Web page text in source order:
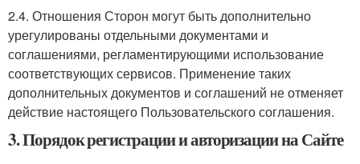
2.4. Отношения Сторон могут быть дополнительно
урегулированы отдельными документами и
соглашениями, регламентирующими использование
соответствующих сервисов. Применение таких
дополнительных документов и соглашений не отменяет
действие настоящего Пользовательского соглашения.
3. Порядок регистрации и авторизации на Сайте